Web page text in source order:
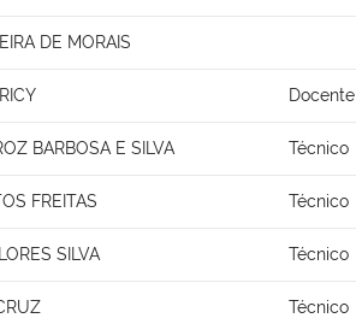
DE MORAIS
Docente
BARBOSA E SILVA Técnico
FREITAS Técnico
SILVA Técnico
Técnico